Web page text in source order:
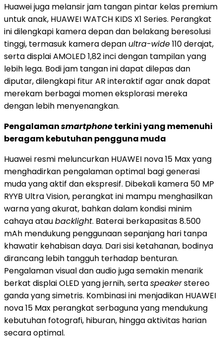
Huawei juga melansir jam tangan pintar kelas premium
untuk anak, HUAWEI WATCH KIDS X1 Series. Perangkat
ini dilengkapi kamera depan dan belakang beresolusi
tinggi, termasuk kamera depan ultra-wide110 derajat,
serta displai AMOLED 1,82 inci dengan tampilan yang
lebih lega. Bodi jam tangan ini dapat dilepas dan
diputar, dilengkapi fitur AR interaktif agar anak dapat
merekam berbagai momen eksplorasi mereka
dengan lebih menyenangkan.
Pengalamansmartphoneterkini yang memenuhi
beragam kebutuhan pengguna muda
Huawei resmi meluncurkan HUAWEI nova 15 Max yang
menghadirkan pengalaman optimal bagi generasi
muda yang aktif dan ekspresif. Dibekali kamera 50 MP
RYYB Ultra Vision, perangkat ini mampu menghasilkan
warna yang akurat, bahkan dalam kondisi minim
cahaya ataubacklight. Baterai berkapasitas 8.500
mAh mendukung penggunaan sepanjang hari tanpa
khawatir kehabisan daya. Dari sisi ketahanan, bodinya
dirancang lebih tangguh terhadap benturan.
Pengalaman visual dan audio juga semakin menarik
berkat displai OLED yang jernih, sertaspeakerstereo
ganda yang simetris. Kombinasi ini menjadikan HUAWEI
nova 15 Max perangkat serbaguna yang mendukung
kebutuhan fotografi, hiburan, hingga aktivitas harian
secara optimal.